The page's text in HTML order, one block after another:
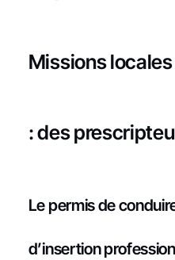
Missions
: des
Le permis de
d’insertion